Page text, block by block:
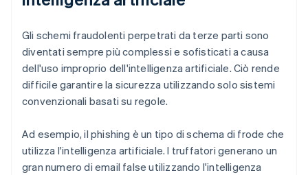
Gli schemi fraudolenti perpetrati da terze parti sono
diventati sempre più complessi e sofisticati a causa
dell'uso improprio dell'intelligenza artificiale. Ciò rende
difficile garantire la sicurezza utilizzando solo sistemi
convenzionali basati su regole.
Ad esempio, il phishing è un tipo di schema di frode che
utilizza l'intelligenza artificiale. I truffatori generano un
gran numero di email false utilizzando l'intelligenza